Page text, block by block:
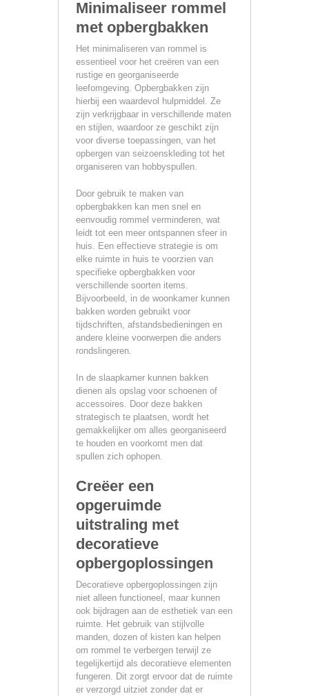
Minimaliseer rommel
met opbergbakken
Het minimaliseren van rommel is
essentieel voor het creëren van een
rustige en georganiseerde
leefomgeving. Opbergbakken zijn
hierbij een waardevol hulpmiddel. Ze
zijn verkrijgbaar in verschillende maten
en stijlen, waardoor ze geschikt zijn
voor diverse toepassingen, van het
opbergen van seizoenskleding tot het
organiseren van hobbyspullen.
Door gebruik te maken van
opbergbakken kan men snel en
eenvoudig rommel verminderen, wat
leidt tot een meer ontspannen sfeer in
huis. Een effectieve strategie is om
elke ruimte in huis te voorzien van
specifieke opbergbakken voor
verschillende soorten items.
Bijvoorbeeld, in de woonkamer kunnen
bakken worden gebruikt voor
tijdschriften, afstandsbedieningen en
andere kleine voorwerpen die anders
rondslingeren.
In de slaapkamer kunnen bakken
dienen als opslag voor schoenen of
accessoires. Door deze bakken
strategisch te plaatsen, wordt het
gemakkelijker om alles georganiseerd
te houden en voorkomt men dat
spullen zich ophopen.
Creëer een
opgeruimde
uitstraling met
decoratieve
opbergoplossingen
Decoratieve opbergoplossingen zijn
niet alleen functioneel, maar kunnen
ook bijdragen aan de esthetiek van een
ruimte. Het gebruik van stijlvolle
manden, dozen of kisten kan helpen
om rommel te verbergen terwijl ze
tegelijkertijd als decoratieve elementen
fungeren. Dit zorgt ervoor dat de ruimte
er verzorgd uitziet zonder dat er